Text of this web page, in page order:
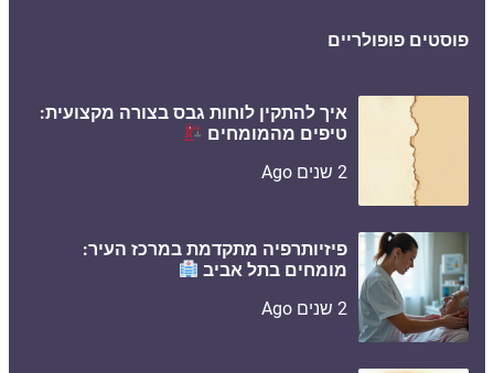
פוסטים פופולריים
איך להתקין לוחות גבס בצורה מקצועית:
טיפים מהמומחים
2 שנים Ago
פיזיותרפיה מתקדמת במרכז העיר:
מומחים בתל אביב
2 שנים Ago